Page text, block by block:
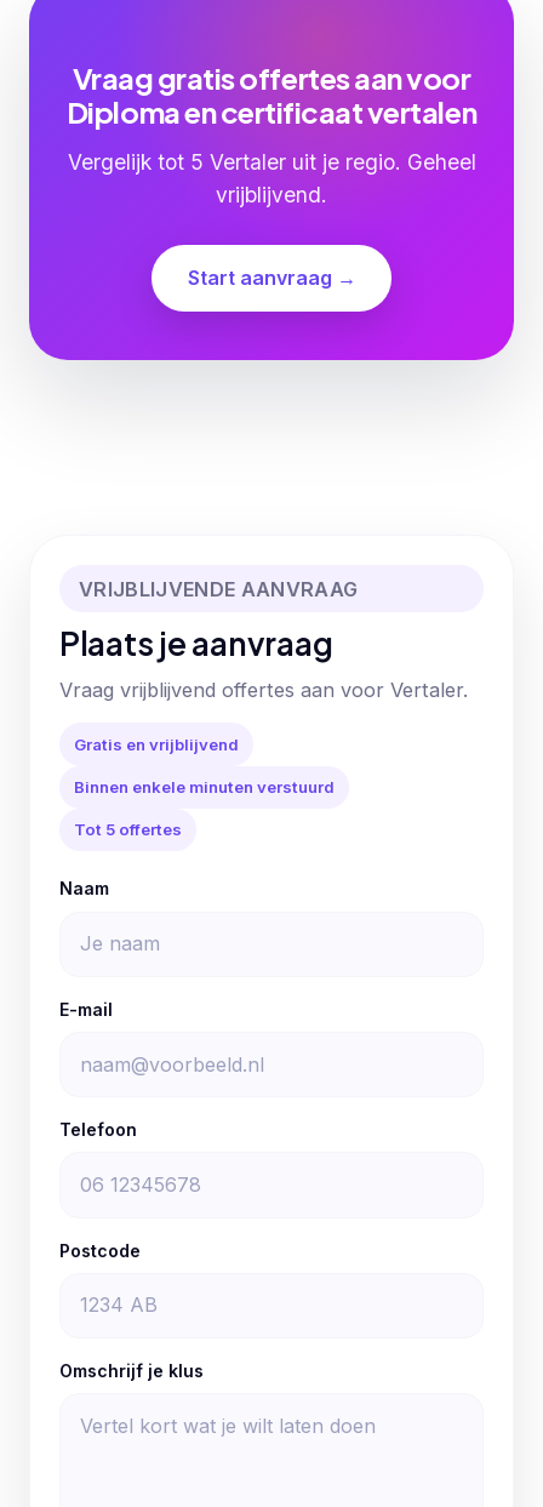
Vraag gratis offertes aan voor
Diploma en certificaat vertalen
Vergelijk tot 5 Vertaler uit je regio. Geheel
vrijblijvend.
Start aanvraag →
VRIJBLIJVENDE AANVRAAG
Plaats je aanvraag
Vraag vrijblijvend offertes aan voor Vertaler.
Gratis en vrijblijvend
Binnen enkele minuten verstuurd
Tot 5 offertes
Naam
E-mail
Telefoon
Postcode
Omschrijf je klus